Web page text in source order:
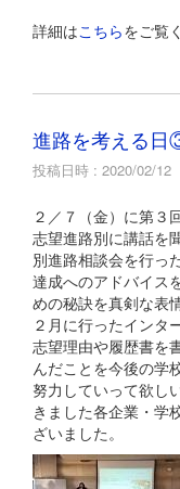
詳細はこちらをご覧
進路を考える
投稿日時 : 2020/02/12
２／７（金）に第３
志望進路別に講話を
別進路相談会を行っ
達成へのアドバイス
めの秘訣を真剣な表
２月に行ったインタ
志望理由や履歴書を
んだことを今後の学
努力していって欲し
きました各企業・学
ざいました。